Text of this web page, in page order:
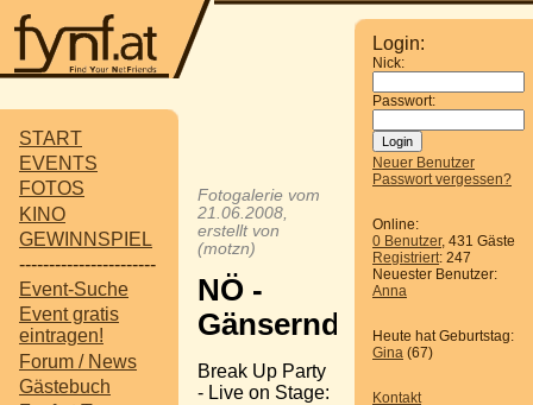
START
EVENTS
FOTOS
KINO
GEWINNSPIEL
-----------------------
Event-Suche
Event gratis
eintragen!
Forum / News
Gästebuch
Login:
Nick:
Passwort:
Neuer Benutzer
Passwort vergessen?
Online:
0 Benutzer, 431 Gäste
Registriert: 247
Neuester Benutzer:
Anna
Heute hat Geburtstag:
Gina (67)
Kontakt
Fotogalerie vom
21.06.2008,
erstellt von
(motzn)
NÖ -
Gänserndorf
Break Up Party
- Live on Stage: